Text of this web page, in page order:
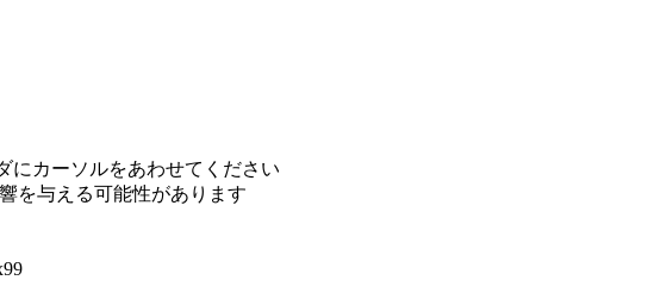
にカーソルをあわせてください
を与える可能性があります